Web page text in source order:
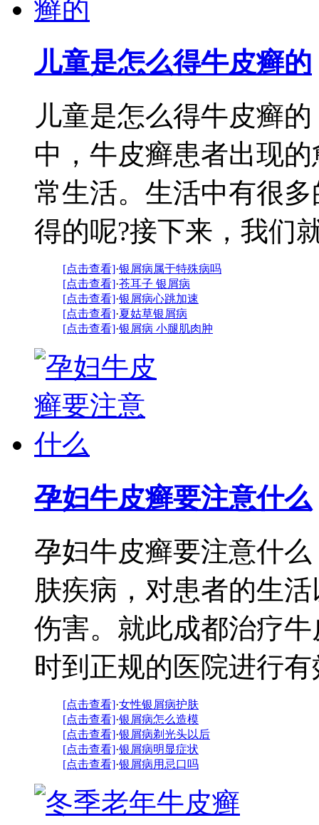
儿童是怎么得牛皮癣的
儿童是怎么得牛皮癣
中，牛皮癣患者出现
常生活。生活中有很
得的呢?接下来，我们
[点击查看]·银屑病属于特殊病吗
[点击查看]·苍耳子 银屑病
[点击查看]·银屑病心跳加速
[点击查看]·夏姑草银屑病
[点击查看]·银屑病 小腿肌肉肿
孕妇牛皮癣要注意什么
孕妇牛皮癣要注意什
肤疾病，对患者的生
伤害。就此成都治疗
时到正规的医院进行
[点击查看]·女性银屑病护肤
[点击查看]·银屑病怎么造模
[点击查看]·银屑病剃光头以后
[点击查看]·银屑病明显症状
[点击查看]·银屑病用忌口吗